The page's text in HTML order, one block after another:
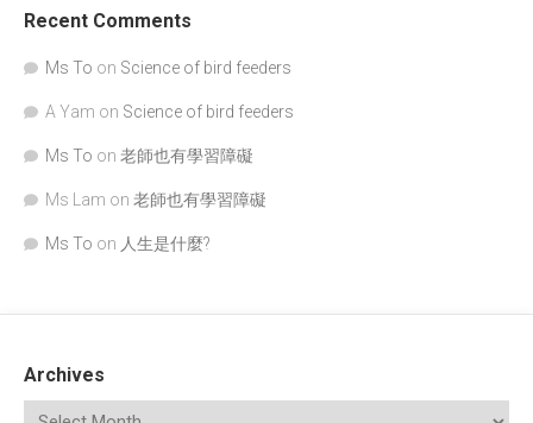
Recent Comments
Ms To on Science of bird feeders
A Yam on Science of bird feeders
Ms To on 老師也有學習障礙
Ms Lam on 老師也有學習障礙
Ms To on 人生是什麼?
Archives